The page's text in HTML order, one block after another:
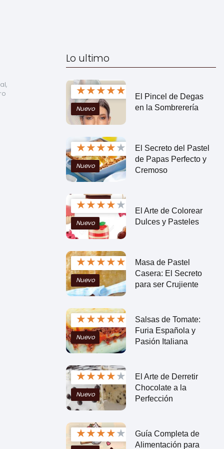
Lo ultimo
★★★★★
Nuevo
El Pincel de Degas
en la Sombrerería
★★★★★
Nuevo
El Secreto del Pastel
de Papas Perfecto y
Cremoso
★★★★★
Nuevo
El Arte de Colorear
Dulces y Pasteles
★★★★★
Nuevo
Masa de Pastel
Casera: El Secreto
para ser Crujiente
★★★★★
Nuevo
Salsas de Tomate:
Furia Española y
Pasión Italiana
★★★★★
Nuevo
El Arte de Derretir
Chocolate a la
Perfección
★★★★★
Guía Completa de
Alimentación para